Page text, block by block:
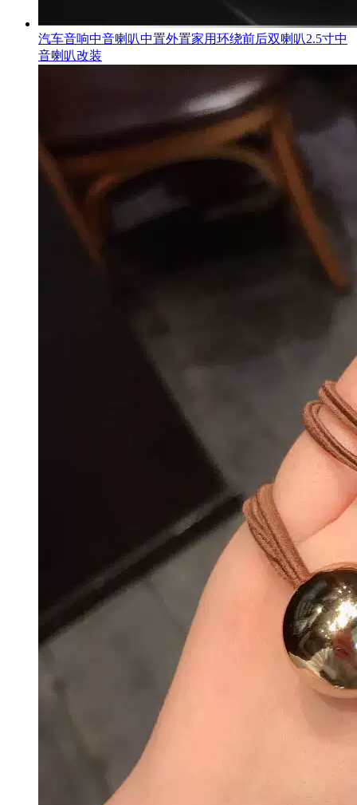
汽车音响中音喇叭中置外置家用环绕前后双喇叭2.5寸中
音喇叭改装